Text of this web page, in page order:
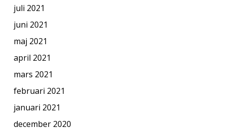
juli 2021
juni 2021
maj 2021
april 2021
mars 2021
februari 2021
januari 2021
december 2020